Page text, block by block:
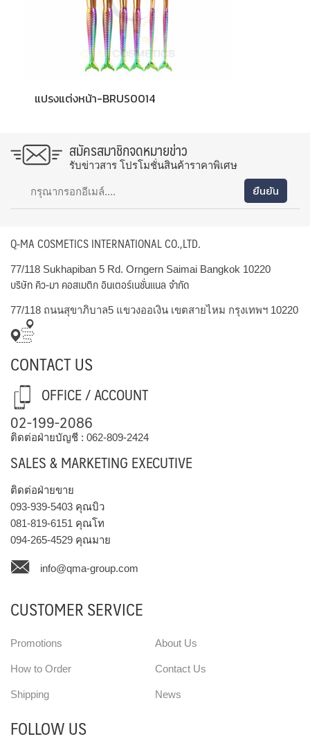
แปรงแต่งหน้า-BRUS0014
สมัครสมาชิกจดหมายข่าว
รับข่าวสาร โปรโมชั่นสินค้าราคาพิเศษ
Q-MA COSMETICS INTERNATIONAL CO.,LTD.
77/118 Sukhapiban 5 Rd. Orngern Saimai Bangkok 10220
บริษัท คิว-มา คอสเมติก อินเตอร์เนชั่นแนล จำกัด
77/118 ถนนสุขาภิบาล5 แขวงออเงิน เขตสายไหม กรุงเทพฯ 10220
CONTACT US
OFFICE / ACCOUNT
02-199-2086
ติดต่อฝ่ายบัญชี : 062-809-2424
SALES & MARKETING EXECUTIVE
ติดต่อฝ่ายขาย
093-939-5403 คุณบิว
081-819-6151 คุณโท
094-265-4529 คุณมาย
info@qma-group.com
CUSTOMER SERVICE
Promotions
How to Order
Shipping
About Us
Contact Us
News
FOLLOW US